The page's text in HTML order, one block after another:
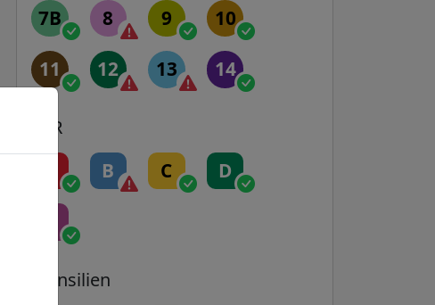
7B 8 9 10
11 12 13 14
RER
B C D
Transilien